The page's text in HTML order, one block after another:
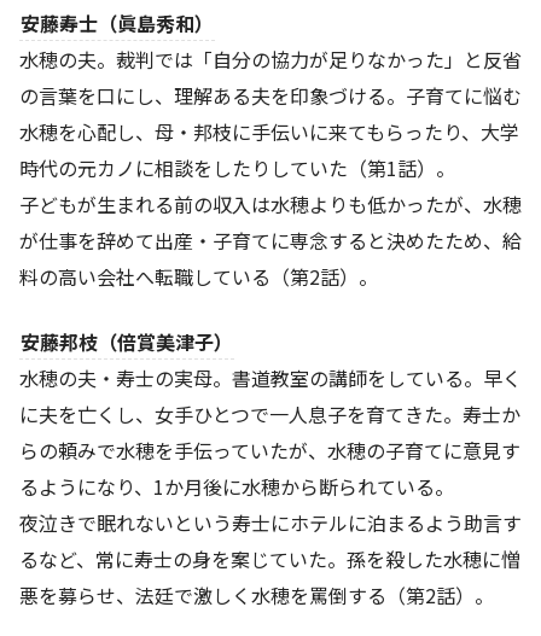
安藤寿士（眞島秀和）
水穂の夫。裁判では「自分の協力が足りなかった」と反省
の言葉を口にし、理解ある夫を印象づける。子育てに悩む
水穂を心配し、母・邦枝に手伝いに来てもらったり、大学
時代の元カノに相談をしたりしていた（第1話）。
子どもが生まれる前の収入は水穂よりも低かったが、水穂
が仕事を辞めて出産・子育てに専念すると決めたため、給
料の高い会社へ転職している（第2話）。
安藤邦枝（倍賞美津子）
水穂の夫・寿士の実母。書道教室の講師をしている。早く
に夫を亡くし、女手ひとつで一人息子を育てきた。寿士か
らの頼みで水穂を手伝っていたが、水穂の子育てに意見す
るようになり、1か月後に水穂から断られている。
夜泣きで眠れないという寿士にホテルに泊まるよう助言す
るなど、常に寿士の身を案じていた。孫を殺した水穂に憎
悪を募らせ、法廷で激しく水穂を罵倒する（第2話）。